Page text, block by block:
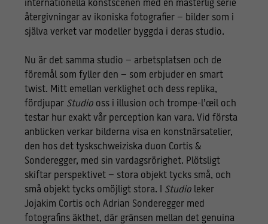
internationella konstscenen med en mästerlig serie
återgivningar av ikoniska fotografier – bilder som i
själva verket var modeller byggda i deras studio.
Nu är det samma studio – arbetsplatsen och de
föremål som fyller den – som erbjuder en smart
twist. Mitt emellan verklighet och dess replika,
fördjupar Studiooss i illusion och trompe-l’œil och
testar hur exakt vår perception kan vara. Vid första
anblicken verkar bilderna visa en konstnärsatelier,
den hos det tyskschweiziska duon Cortis &
Sonderegger, med sin vardagsrörighet. Plötsligt
skiftar perspektivet – stora objekt tycks små, och
små objekt tycks omöjligt stora. I Studioleker
Jojakim Cortis och Adrian Sonderegger med
fotografins äkthet, där gränsen mellan det genuina